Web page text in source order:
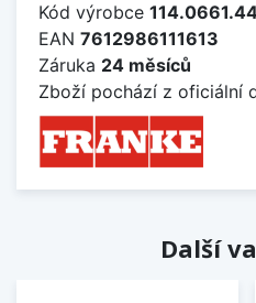
Kód výrobce
EAN 7612986111613
Záruka 24 měsíců
Zboží pochází z oficiální
Další